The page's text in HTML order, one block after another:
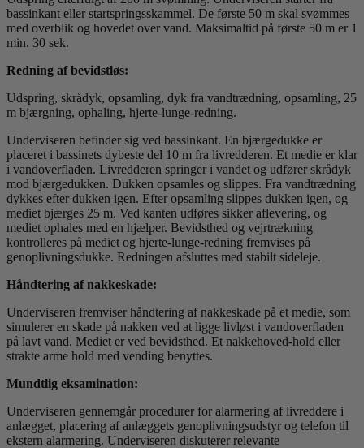
bassinkant eller startspringsskammel. De første 50 m skal svømmes
med overblik og hovedet over vand. Maksimaltid på første 50 m er 1
min. 30 sek.
Redning af bevidstløs:
Udspring, skrådyk, opsamling, dyk fra vandtrædning, opsamling, 25
m bjærgning, ophaling, hjerte-lunge-redning.
Underviseren befinder sig ved bassinkant. En bjærgedukke er
placeret i bassinets dybeste del 10 m fra livredderen. Et medie er klar
i vandoverfladen. Livredderen springer i vandet og udfører skrådyk
mod bjærgedukken. Dukken opsamles og slippes. Fra vandtrædning
dykkes efter dukken igen. Efter opsamling slippes dukken igen, og
mediet bjærges 25 m. Ved kanten udføres sikker aflevering, og
mediet ophales med en hjælper. Bevidsthed og vejrtrækning
kontrolleres på mediet og hjerte-lunge-redning fremvises på
genoplivningsdukke. Redningen afsluttes med stabilt sideleje.
Håndtering af nakkeskade:
Underviseren fremviser håndtering af nakkeskade på et medie, som
simulerer en skade på nakken ved at ligge livløst i vandoverfladen
på lavt vand. Mediet er ved bevidsthed. Et nakkehoved-hold eller
strakte arme hold med vending benyttes.
Mundtlig eksamination:
Underviseren gennemgår procedurer for alarmering af livreddere i
anlægget, placering af anlæggets genoplivningsudstyr og telefon til
ekstern alarmering. Underviseren diskuterer relevante